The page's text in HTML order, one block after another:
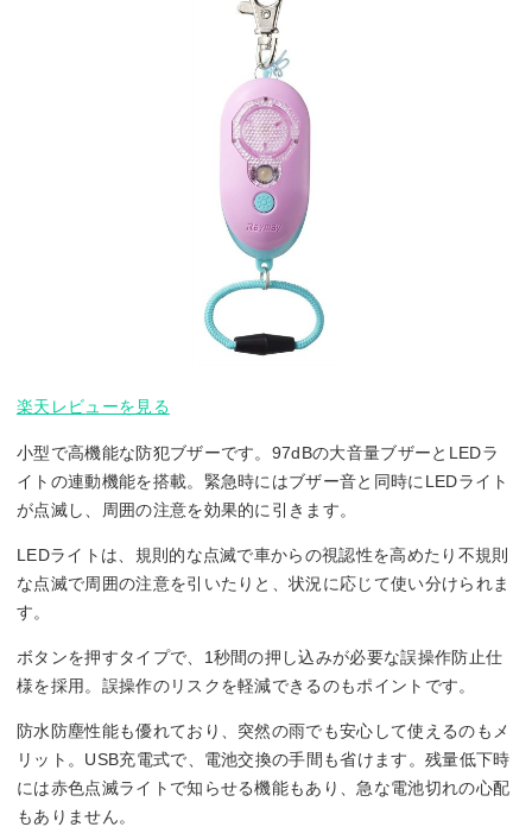
楽天レビューを見る
小型で高機能な防犯ブザーです。97dBの大音量ブザーとLEDラ
イトの連動機能を搭載。緊急時にはブザー音と同時にLEDライト
が点滅し、周囲の注意を効果的に引きます。
LEDライトは、規則的な点滅で車からの視認性を高めたり不規則
な点滅で周囲の注意を引いたりと、状況に応じて使い分けられま
す。
ボタンを押すタイプで、1秒間の押し込みが必要な誤操作防止仕
様を採用。誤操作のリスクを軽減できるのもポイントです。
防水防塵性能も優れており、突然の雨でも安心して使えるのもメ
リット。USB充電式で、電池交換の手間も省けます。残量低下時
には赤色点滅ライトで知らせる機能もあり、急な電池切れの心配
もありません。